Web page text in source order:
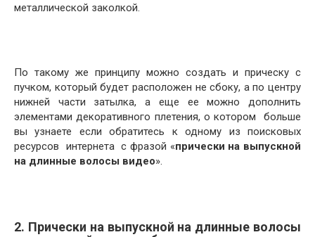
металлической заколкой.
По такому же принципу можно создать и прическу с
пучком, который будет расположен не сбоку, а по центру
нижней части затылка, а еще ее можно дополнить
элементами декоративного плетения, о котором больше
вы узнаете если обратитесь к одному из поисковых
ресурсов интернета с фразой «прически на выпускной
на длинные волосы видео».
2. Прически на выпускной на длинные волосы